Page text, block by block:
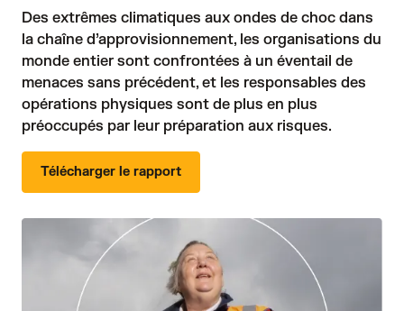
Des extrêmes climatiques aux ondes de choc dans
la chaîne d’approvisionnement, les organisations du
monde entier sont confrontées à un éventail de
menaces sans précédent, et les responsables des
opérations physiques sont de plus en plus
préoccupés par leur préparation aux risques.
Télécharger le rapport